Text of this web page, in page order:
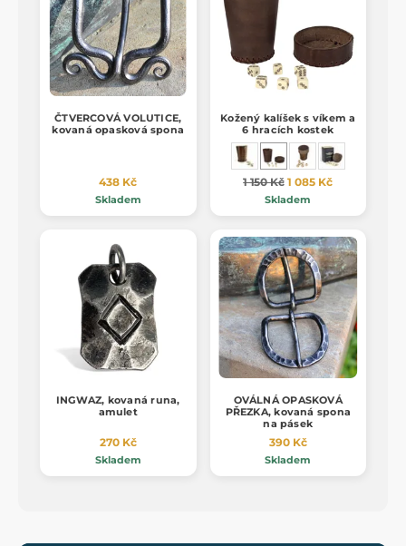
ČTVERCOVÁ VOLUTICE,
kovaná opasková spona
438 Kč
Skladem
Kožený kalíšek s víkem a
6 hracích kostek
1 150 Kč 1 085 Kč
Skladem
INGWAZ, kovaná runa,
amulet
270 Kč
Skladem
OVÁLNÁ OPASKOVÁ
PŘEZKA, kovaná spona
na pásek
390 Kč
Skladem